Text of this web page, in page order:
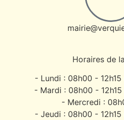
Horaires de
- Lundi : 08h00 -
- Mardi : 08h00 -
- Mercredi :
- Jeudi : 08h00 -